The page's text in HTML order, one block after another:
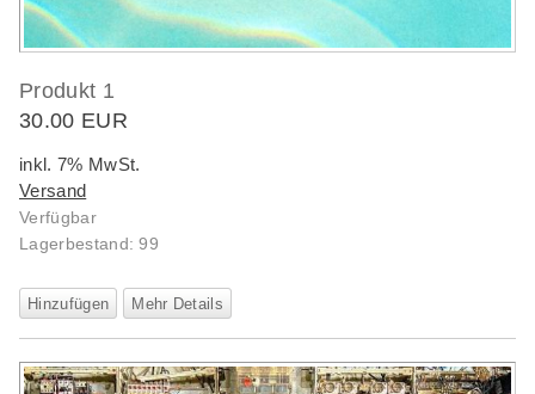
Produkt 1
30.00 EUR
inkl. 7% MwSt.
Versand
Verfügbar
Lagerbestand: 99
Hinzufügen Mehr Details